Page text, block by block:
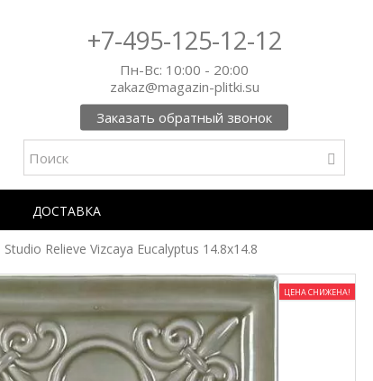
+7-495-125-12-12
Пн-Вс: 10:00 - 20:00
zakaz@magazin-plitki.su
Заказать обратный звонок
ДОСТАВКА
Studio Relieve Vizcaya Eucalyptus 14.8x14.8
ЦЕНА СНИЖЕНА!